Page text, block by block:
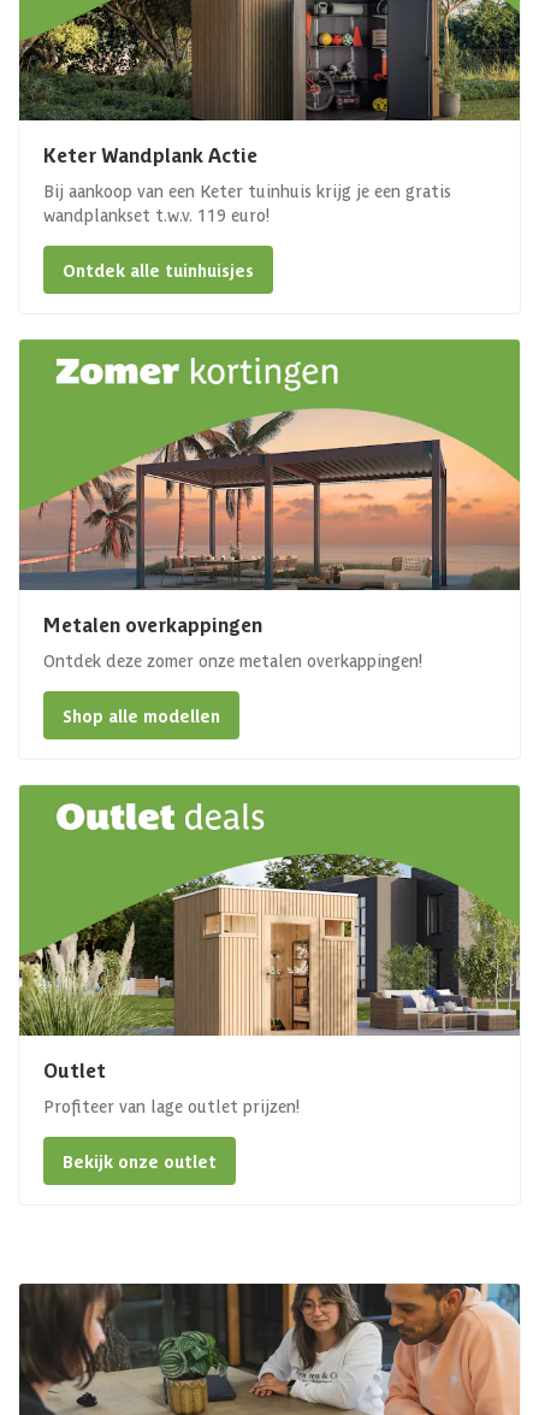
Keter Wandplank Actie
Bij aankoop van een Keter tuinhuis krijg je een gratis
wandplankset t.w.v. 119 euro!
Ontdek alle tuinhuisjes
Metalen overkappingen
Ontdek deze zomer onze metalen overkappingen!
Shop alle modellen
Outlet
Profiteer van lage outlet prijzen!
Bekijk onze outlet